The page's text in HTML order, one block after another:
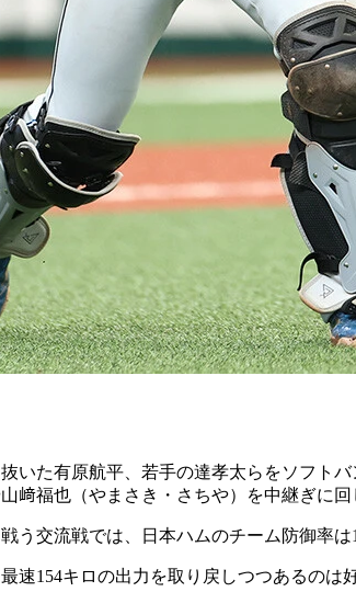
いた有原航平、若手の達孝太らをソフ
﨑福也（やまさき・さちや）を中継ぎに
う交流戦では、日本ハムのチーム防御率は
速154キロの出力を取り戻しつつあるの